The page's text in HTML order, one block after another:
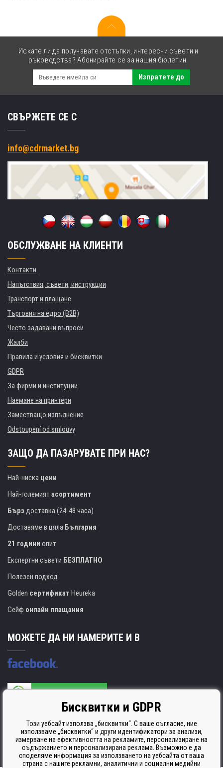
Искате ли да получавате отстъпки, интересни съвети и
ръководства? Абонирайте се за нашия бюлетин.
Изпратете до
СВЪРЖЕТЕ СЕ С
info@cdrmarket.bg
ОБСЛУЖВАНЕ НА КЛИЕНТИ
Контакти
Напътствия, съвети, инструкции
Транспорт и плащане
Търговия на едро (B2B)
Често задавани въпроси
Жалби
Правила и условия и бисквитки
GDPR
За фирми и институции
Наемане на принтери
Заместващо изпълнение
Odstoupení od smlouvy
ЗАЩО ДА ПАЗАРУВАТЕ ПРИ НАС?
Най-ниска цени
Най-големиятасортимент
Бърз доставка (24-48 часа)
Доставяме в цяла България
21 години опит
Експертни съвети БЕЗПЛАТНО
Полезен подход
Golden сертификат Heureka
Сейф онлайн плащания
МОЖЕТЕ ДА НИ НАМЕРИТЕ И В
Производителят на касети е сертифициран
ISO 9001. ISO 14001 и STMC.
Бисквитки и GDPR
Този уебсайт използва „бисквитки“. С ваше съгласие, ние
използваме „бисквитки“ и други идентификатори за анализи,
измерване на ефективността на рекламите, персонализиране на
съдържанието и персонализирана реклама. Възможно е да
споделяме информация за използването на уебсайта от ваша
страна с нашите рекламни, аналитични и социални медийни